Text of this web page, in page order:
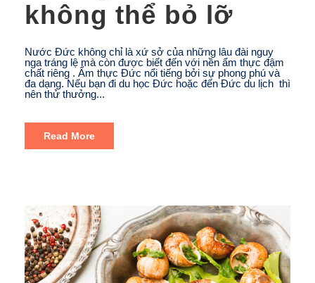
không thể bỏ lỡ
Nước Đức không chỉ là xứ sở của những lâu đài nguy
nga tráng lệ mà còn được biết đến với nền ẩm thực đậm
chất riêng . Ẩm thực Đức nổi tiếng bởi sự phong phú và
đa dạng. Nếu bạn đi du học Đức hoặc đến Đức du lịch thì
nên thử thưởng...
Read More